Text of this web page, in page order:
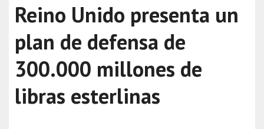
Reino Unido presenta un
plan de defensa de
300.000 millones de
libras esterlinas